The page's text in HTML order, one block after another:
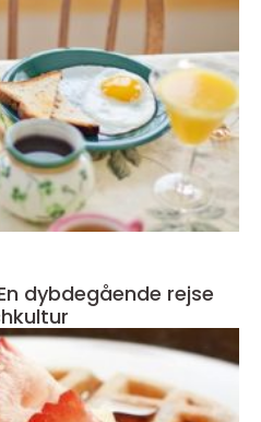
dybdegående rejse